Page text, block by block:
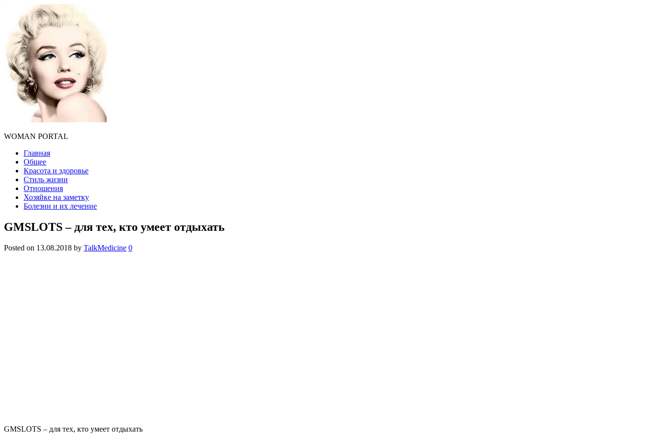
WOMAN PORTAL
Главная
Общее
Красота и здоровье
Стиль жизни
Отношения
Хозяйке на заметку
Болезни и их лечение
GMSLOTS – для тех, кто умеет отдыхать
Posted on 13.08.2018 by TalkMedicine 0
GMSLOTS – для тех, кто умеет отдыхать